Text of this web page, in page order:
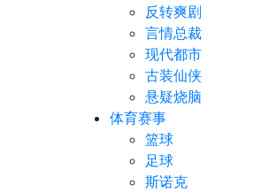
反转爽剧
言情总裁
现代都市
古装仙侠
悬疑烧脑
体育赛事
篮球
足球
斯诺克